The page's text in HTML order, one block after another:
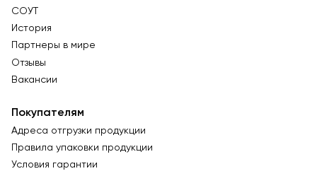
СОУТ
История
Партнеры в мире
Отзывы
Вакансии
Покупателям
Адреса отгрузки продукции
Правила упаковки продукции
Условия гарантии